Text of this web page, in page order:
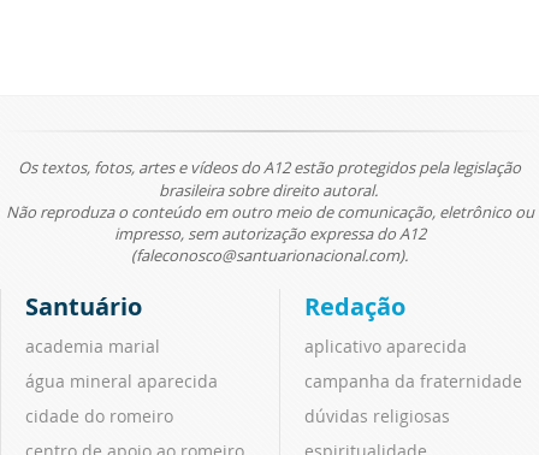
Os textos, fotos, artes e vídeos do A12 estão protegidos pela legislação
brasileira sobre direito autoral.
Não reproduza o conteúdo em outro meio de comunicação, eletrônico ou
impresso, sem autorização expressa do A12
(faleconosco@santuarionacional.com).
Santuário
academia marial
água mineral aparecida
cidade do romeiro
centro de apoio ao romeiro
Redação
aplicativo aparecida
campanha da fraternidade
dúvidas religiosas
espiritualidade